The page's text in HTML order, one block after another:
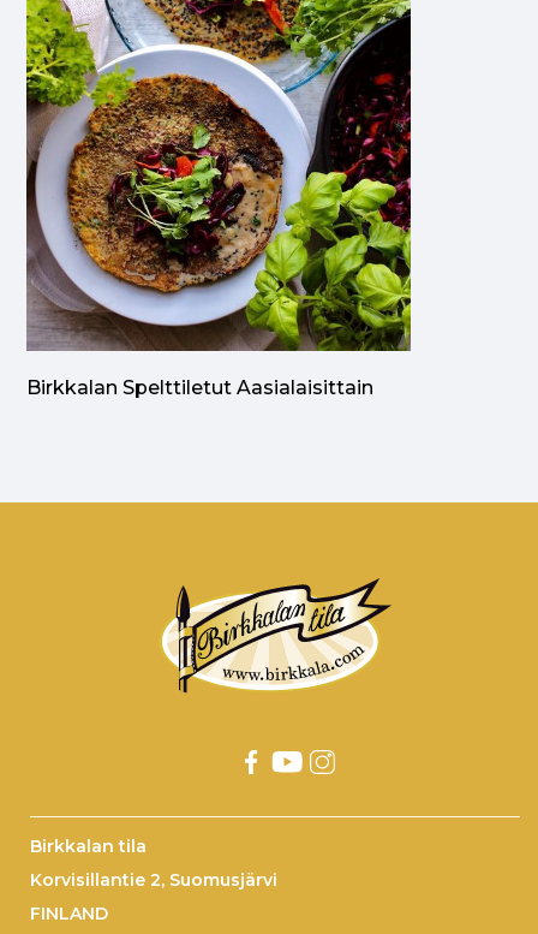
Birkkalan Spelttiletut Aasialaisittain
Birkkalan tila
Korvisillantie 2, Suomusjärvi
FINLAND